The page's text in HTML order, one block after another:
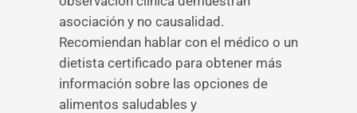
asociación y no causalidad.
Recomiendan hablar con el médico o un
dietista certificado para obtener más
información sobre las opciones de
alimentos saludables y